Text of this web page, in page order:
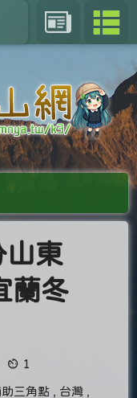
東
蘭冬
1
三角點 , 台灣 ,